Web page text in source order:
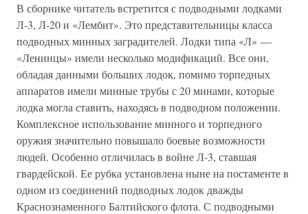
В сборнике читатель встретится с подводными лодками
Л-3, Л-20 и «Лембит». Это представительницы класса
подводных минных заградителей. Лодки типа «Л» —
«Ленинцы» имели несколько модификаций. Все они,
обладая данными больших лодок, помимо торпедных
аппаратов имели минные трубы с 20 минами, которые
лодка могла ставить, находясь в подводном положении.
Комплексное использование минного и торпедного
оружия значительно повышало боевые возможности
людей. Особенно отличилась в войне Л-3, ставшая
гвардейской. Ее рубка установлена ныне на постаменте в
одном из соединений подводных лодок дважды
Краснознаменного Балтийского флота. С подводными